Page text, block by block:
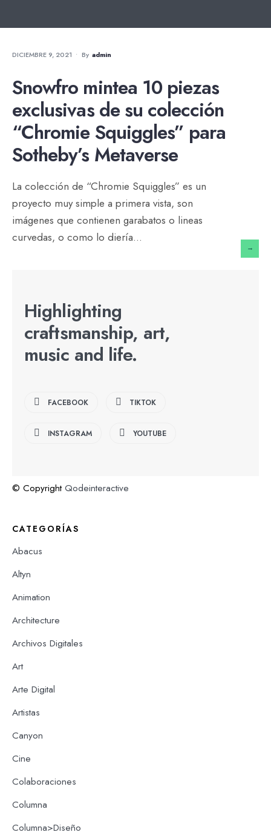
DICIEMBRE 9, 2021 • By Admin
Snowfro mintea 10 piezas
exclusivas de su colección
“Chromie Squiggles” para
Sotheby’s Metaverse
La colección de “Chromie Squiggles” es un
proyecto muy simple a primera vista, son
imágenes que contienen garabatos o lineas
curvedas, o como lo diería...
→
Highlighting
craftsmanship, art,
music and life.
FACEBOOK TIKTOK
INSTAGRAM YOUTUBE
© CopyrightQodeinteractive
CATEGORÍAS
Abacus
Altyn
Animation
Architecture
Archivos Digitales
Art
Arte Digital
Artistas
Canyon
Cine
Colaboraciones
Columna
Columna>Diseño